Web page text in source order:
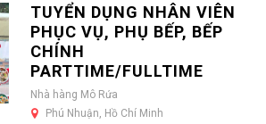
TUYỂN DỤNG NHÂN VIÊN
PHỤC VỤ, PHỤ BẾP, BẾP
CHÍNH
PARTTIME/FULLTIME
Nhà hàng Mô Rứa
Phú Nhuận, Hồ Chí Minh